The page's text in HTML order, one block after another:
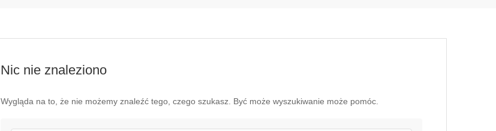
Nic nie znaleziono
Wygląda na to, że nie możemy znaleźć tego, czego szukasz. Być może wyszukiwanie może pomóc.